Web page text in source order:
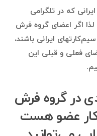
ایرانی که در تلگرامی
لذا اگر اعضای گروه فرش
ایرانی باشند،
۷۰ درصد از اعضای فعلی و قبلی این
در گروه فرش
عضو هست